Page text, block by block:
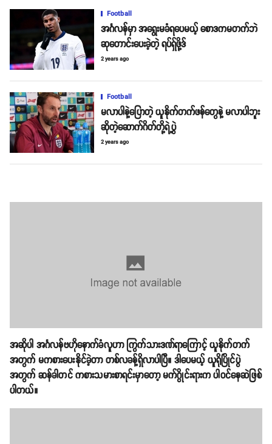
Football
အင်္ဂလန်မှာ အရွေးမခံရပေမယ့် စောဒကမတက်ဘဲ
ဆုတောင်းပေးခဲ့တဲ့ ရပ်ရှ်ဖို့ဒ်
2 years ago
Football
မလာပါနဲ့ပြောတဲ့ ယူနိုက်တက်ဖန်တွေနဲ့ မလာပါဘူး
ဆိုတဲ့ဆောက်ဂိတ်တို့ရဲ့ပွဲ
2 years ago
အဆိုပါ အင်္ဂလန်ဗဟိုနောက်ခံလူဟာ ကြွက်သားဒဏ်ရာကြောင့် ယူနိုက်တက်
အတွက် မကစားပေးနိုင်ခဲ့တာ တစ်လခန့်ရှိလာပါပြီ။ ဒါပေမယ့် ယူရိုပြိုင်ပွဲ
အတွက် ဆန်ခါတင် ကစားသမားစာရင်းမှာတော့ မက်ဂွိုင်းရားက ပါဝင်နေဆဲဖြစ်
ပါတယ်။